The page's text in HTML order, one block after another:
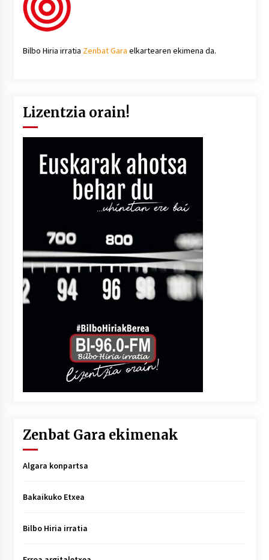
Bilbo Hiria irratia Zenbat Gara elkartearen ekimena da.
Lizentzia orain!
Zenbat Gara ekimenak
Algara konpartsa
Bakaikuko Etxea
Bilbo Hiria irratia